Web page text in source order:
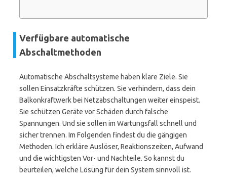
Verfügbare automatische
Abschaltmethoden
Automatische Abschaltsysteme haben klare Ziele. Sie
sollen Einsatzkräfte schützen. Sie verhindern, dass dein
Balkonkraftwerk bei Netzabschaltungen weiter einspeist.
Sie schützen Geräte vor Schäden durch falsche
Spannungen. Und sie sollen im Wartungsfall schnell und
sicher trennen. Im Folgenden findest du die gängigen
Methoden. Ich erkläre Auslöser, Reaktionszeiten, Aufwand
und die wichtigsten Vor- und Nachteile. So kannst du
beurteilen, welche Lösung für dein System sinnvoll ist.